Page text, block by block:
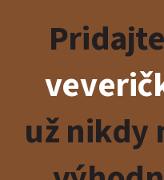
už nikdy